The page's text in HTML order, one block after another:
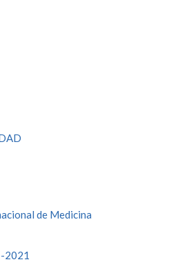
de Medicina
2021